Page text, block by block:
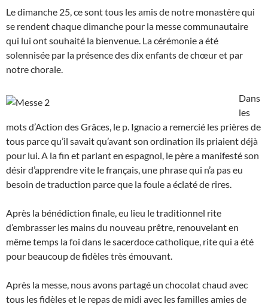
Le dimanche 25, ce sont tous les amis de notre monastère qui
se rendent chaque dimanche pour la messe communautaire
qui lui ont souhaité la bienvenue. La cérémonie a été
solennisée par la présence des dix enfants de chœur et par
notre chorale.
Dans
les
mots d’Action des Grâces, le p. Ignacio a remercié les prières de
tous parce qu’il savait qu’avant son ordination ils priaient déjà
pour lui. A la fin et parlant en espagnol, le père a manifesté son
désir d’apprendre vite le français, une phrase qui n’a pas eu
besoin de traduction parce que la foule a éclaté de rires.
Après la bénédiction finale, eu lieu le traditionnel rite
d’embrasser les mains du nouveau prêtre, renouvelant en
même temps la foi dans le sacerdoce catholique, rite qui a été
pour beaucoup de fidèles très émouvant.
Après la messe, nous avons partagé un chocolat chaud avec
tous les fidèles et le repas de midi avec les familles amies de